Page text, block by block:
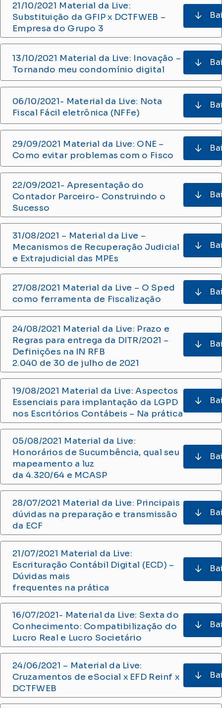
21/10/2021 Material da Live:
Substituição da GFIP x DCTFWEB –
Empresa do Grupo 3
13/10/2021 Material da Live: Inovação –
Tornando meu condomínio digital
06/10/2021- Material da Live: Nota
Fiscal Fácil eletrônica (NFFe)
29/09/2021 Material da Live: ONE –
Como evitar problemas com o Fisco
22/09/2021- Apresentação do
Contador Parceiro- Construindo o
Sucesso
31/08/2021 – Material da Live –
Mecanismos de Recuperação Judicial
e Extrajudicial das MPEs
27/08/2021 Material da Live – O Sped
como ferramenta de Fiscalização
24/08/2021 Material da Live: Prazo e
Regras para entrega da DITR/2021 –
Definições na IN RFB
2.040 de 30 de julho de 2021
19/08/2021 Material da Live: Aspectos
Essenciais para implantação da LGPD
nos Escritórios Contábeis – Na prática
05/08/2021 Material da Live:
Honorários de Sucumbência, qual seu
mapeamento a luz
da 4.320/64 e MCASP
28/07/2021 Material da Live: Principais
dúvidas na preparação e transmissão
da ECF
21/07/2021 Material da Live:
Escrituração Contábil Digital (ECD) –
Dúvidas mais
frequentes na prática
16/07/2021- Material da Live: Sexta do
Conhecimento: Compatibilização do
Lucro Real e Lucro Societário
24/06/2021 – Material da Live:
Cruzamentos de eSocial x EFD Reinf x
DCTFWEB